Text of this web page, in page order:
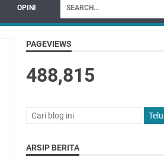
OPINI
PAGEVIEWS
488,815
ARSIP BERITA